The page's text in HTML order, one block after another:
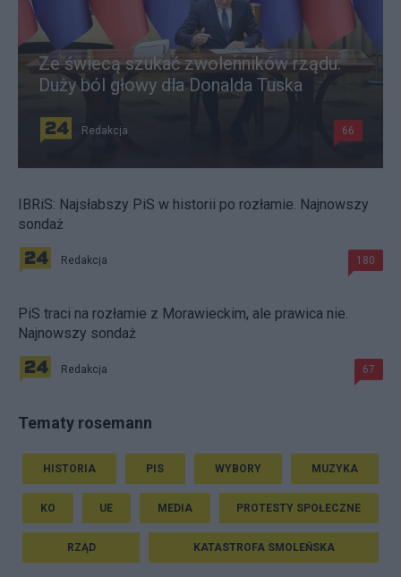
Ze świecą szukać zwolenników rządu.
Duży ból głowy dla Donalda Tuska
Redakcja 66
IBRiS: Najsłabszy PiS w historii po rozłamie. Najnowszy
sondaż
Redakcja 180
PiS traci na rozłamie z Morawieckim, ale prawica nie.
Najnowszy sondaż
Redakcja 67
Tematy rosemann
HISTORIA PIS WYBORY MUZYKA
KO UE MEDIA PROTESTY SPOŁECZNE
RZĄD KATASTROFA SMOLEŃSKA